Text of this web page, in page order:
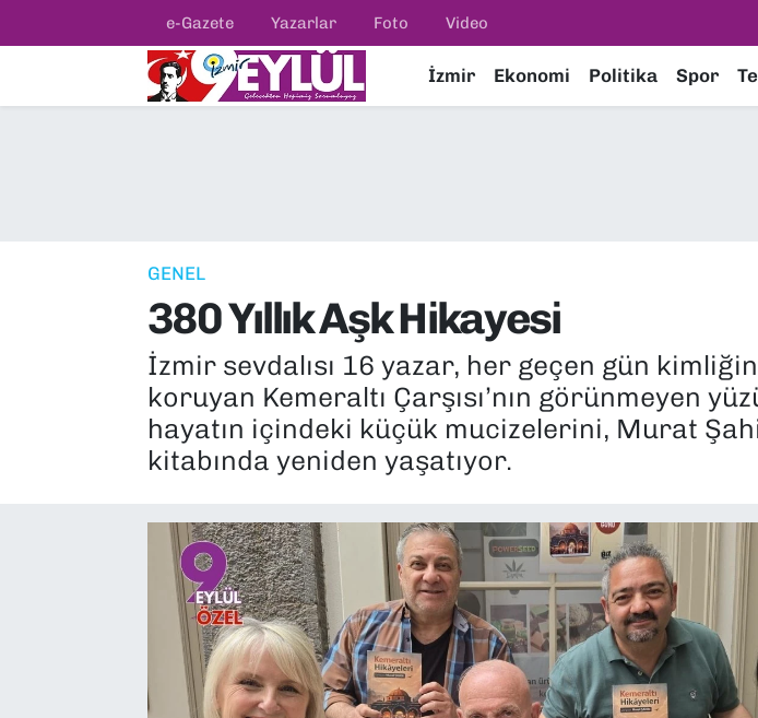
e-Gazete Yazarlar Foto Video
İzmir Ekonomi Politika Spor
GENEL
380 Yıllık Aşk Hikayesi
İzmir sevdalısı 16 yazar, her geçen gün
koruyan Kemeraltı Çarşısı’nın görünmeyen
hayatın içindeki küçük mucizelerini, Murat
kitabında yeniden yaşatıyor.
Resmi İlanlar
EKONOMİ
KÜLTÜR SANAT
MAGAZİN
Konak Nöbetçi Eczaneler
Tüm Manşetler
Son Dakika Haberleri
Haber Arşivi